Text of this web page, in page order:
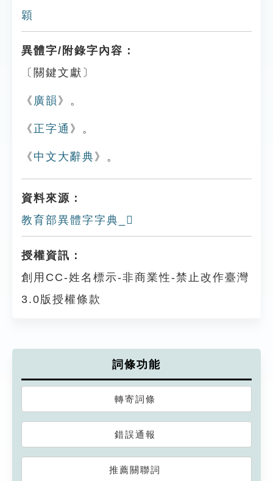
䫧
異體字/附錄字內容：
〔關鍵文獻〕
《 廣韻 》。
《 正字通 》。
《 中文大辭典 》。
資料來源：
教育部異體字字典_𩔇
授權資訊：
創用CC-姓名標示-非商業性-禁止改作臺灣
3.0版授權條款
詞條功能
轉寄詞條
錯誤通報
推薦關聯詞